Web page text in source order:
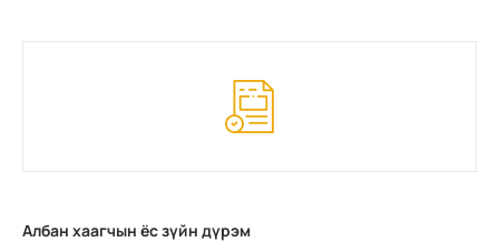
Албан хаагчын ёс зүйн дүрэм